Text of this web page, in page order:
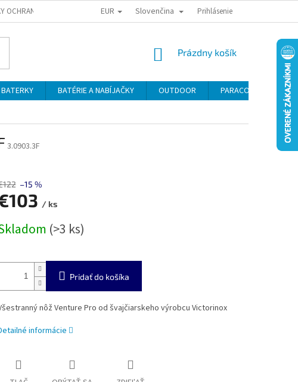
OCHRANY OSOBNÝCH ÚDAJOV ODSTÚPENIE OD KÚPNEJ ZMLUVY
EUR Slovenčina Prihlásenie
NÁKUPNÝ
Prázdny košík
BATERKY BATÉRIE A NABÍJAČKY OUTDOOR PARACORD
3.0903.3F
–15 %
/ ks
(>3 ks)
Pridať do košíka
nôž Venture Pro od švajčiarskeho výrobcu Victorinox
informácie